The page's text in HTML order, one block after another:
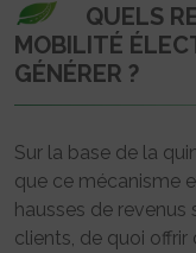
QUELS
MOBILITÉ
GÉNÉRER ?
Sur la base de la
que ce mécanisme
hausses de
clients, de quoi